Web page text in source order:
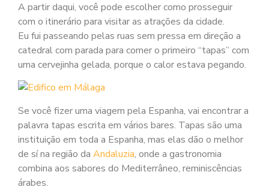
A partir daqui, você pode escolher como prosseguir
com o itinerário para visitar as atrações da cidade.
Eu fui passeando pelas ruas sem pressa em direção a
catedral com parada para comer o primeiro “tapas” com
uma cervejinha gelada, porque o calor estava pegando.
Se você fizer uma viagem pela Espanha, vai encontrar a
palavra tapas escrita em vários bares. Tapas são uma
instituição em toda a Espanha, mas elas dão o melhor
de sí na região da Andaluzia, onde a gastronomia
combina aos sabores do Mediterrâneo, reminiscências
árabes.